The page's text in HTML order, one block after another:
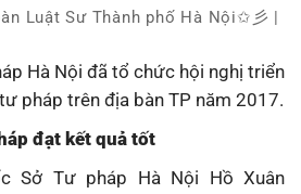
Luật Sư Thành phố Hà Nội✩彡 |
Hà Nội đã tổ chức hội nghị triển
pháp trên địa bàn TP năm 2017.
đạt kết quả tốt
Sở Tư pháp Hà Nội Hồ Xuân